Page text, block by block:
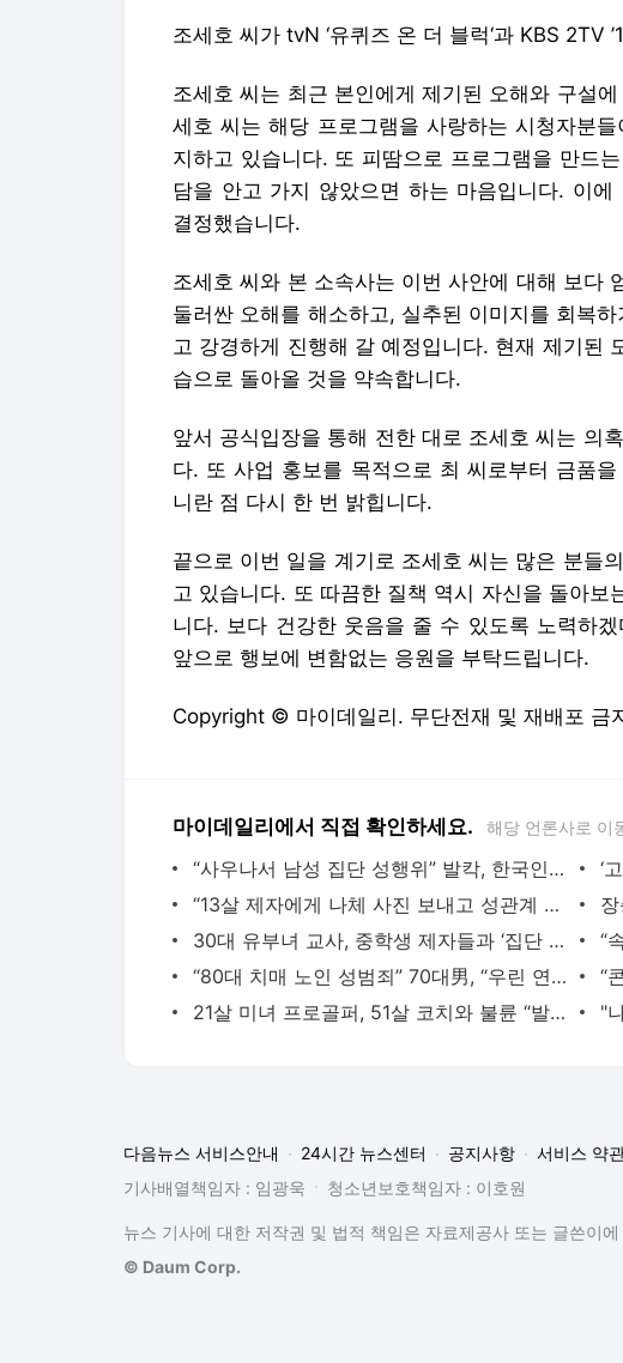
조세호 씨가 tvN ‘유퀴즈 온 더 블럭‘과 KBS 2TV
조세호 씨는 최근 본인에게 제기된 오해와 구설
세호 씨는 해당 프로그램을 사랑하는 시청자분
지하고 있습니다. 또 피땀으로 프로그램을 만드
담을 안고 가지 않았으면 하는 마음입니다. 이
결정했습니다.
조세호 씨와 본 소속사는 이번 사안에 대해 보다
둘러싼 오해를 해소하고, 실추된 이미지를 회복
고 강경하게 진행해 갈 예정입니다. 현재 제기된
습으로 돌아올 것을 약속합니다.
앞서 공식입장을 통해 전한 대로 조세호 씨는 의
다. 또 사업 홍보를 목적으로 최 씨로부터 금품
니란 점 다시 한 번 밝힙니다.
끝으로 이번 일을 계기로 조세호 씨는 많은 분들
고 있습니다. 또 따끔한 질책 역시 자신을 돌아보
니다. 보다 건강한 웃음을 줄 수 있도록 노력하
앞으로 행보에 변함없는 응원을 부탁드립니다.
Copyright © 마이데일리. 무단전재 및 재배포 금
마이데일리에서 직접 확인하세요. 해당 언론사로 이
“사우나서 남성 집단 성행위” 발칵, 한국인도 포함
“13살 제자에게 나체 사진 보내고 성관계 제안”, 22살 女교사 체포
30대 유부녀 교사, 중학생 제자들과 ‘집단 성관계’ 파문
“80대 치매 노인 성범죄” 70대男, “우린 연인 사이” 발뺌
“
21살 미녀 프로골퍼, 51살 코치와 불륜 “발칵”
다음뉴스 서비스안내 24시간 뉴스센터 공지사항
서비스 약
기사배열책임자 : 임광욱
청소년보호책임자 : 이호원
뉴스 기사에 대한 저작권 및 법적 책임은 자료제공사 또는 글쓴이
© Daum Corp.